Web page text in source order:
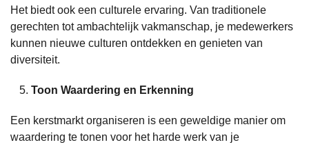
Het biedt ook een culturele ervaring. Van traditionele
gerechten tot ambachtelijk vakmanschap, je medewerkers
kunnen nieuwe culturen ontdekken en genieten van
diversiteit.
Toon Waardering en Erkenning
Een kerstmarkt organiseren is een geweldige manier om
waardering te tonen voor het harde werk van je